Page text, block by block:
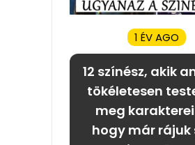
1 ÉV AGO
12 színész, akik
tökéletesen
meg
hogy már rájuk